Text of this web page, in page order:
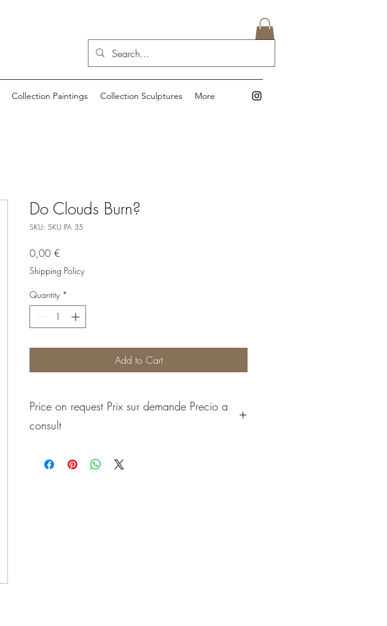
Collection Paintings Collection Sculptures More
Do Clouds Burn?
SKU: SKU PA 35
0,00 €
Shipping Policy
Quantity *
Add to Cart
Price on request Prix sur demande Precio a
consult